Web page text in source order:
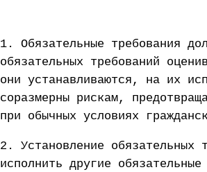
1. Обязательные требования
обязательных требований
они устанавливаются, на их
соразмерны рискам,
при обычных условиях
2. Установление обязательных
исполнить другие